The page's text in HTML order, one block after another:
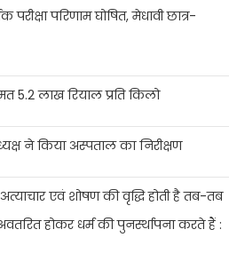
परीक्षा परिणाम घोषित, मेधावी छात्र-
5.2 लाख रियाल प्रति किलो
ने किया अस्पताल का निरीक्षण
एवं शोषण की वृद्धि होती है तब-तब
होकर धर्म की पुनर्स्थापना करते हैं :